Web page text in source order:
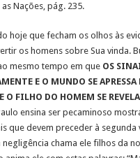
Nações, pág. 235.
hoje que fecham os olhos às
os homens sobre Sua vinda.
mesmo tempo em que OS
E O MUNDO SE APRESSA
O FILHO DO HOMEM SE
ensina ser pecaminoso
que devem preceder à segunda
chama ele filhos da